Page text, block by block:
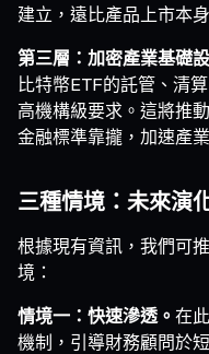
建立，遠比產品上市本
第三層：加密產業基礎
比特幣ETF的託管、清
高機構級要求。這將推
金融標準靠攏，加速產
三種情境：未來演
根據現有資訊，我們可
境：
情境一：快速滲透。 在
機制，引導財務顧問於